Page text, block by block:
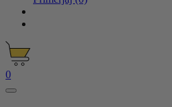
0